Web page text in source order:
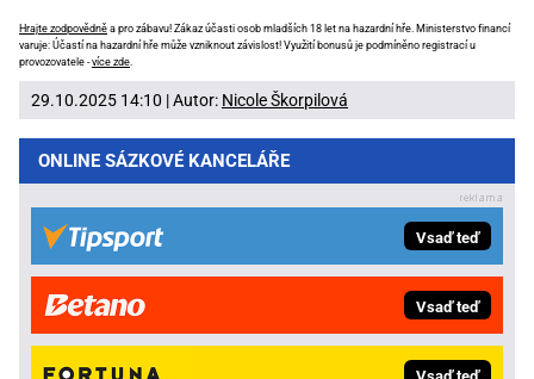
Hrajte zodpovědně a pro zábavu! Zákaz účasti osob mladších 18 let na hazardní hře. Ministerstvo financí
varuje: Účastí na hazardní hře může vzniknout závislost! Využití bonusů je podmíněno registrací u
provozovatele -více zde.
29.10.2025 14:10 | Autor: Nicole Škorpilová
ONLINE SÁZKOVÉ KANCELÁŘE
Vsaď teď
Vsaď teď